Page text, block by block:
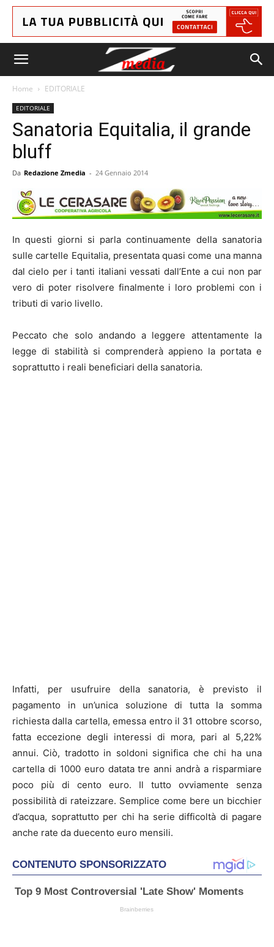
Home EDITORIALE
EDITORIALE
Sanatoria Equitalia, il grande
bluff
Da Redazione Zmedia - 24 Gennaio 2014
In questi giorni si parla continuamente della sanatoria
sulle cartelle Equitalia, presentata quasi come una manna
dal cielo per i tanti italiani vessati dall’Ente a cui non par
vero di poter risolvere finalmente i loro problemi con i
tributi di vario livello.
Peccato che solo andando a leggere attentamente la
legge di stabilità si comprenderà appieno la portata e
soprattutto i reali beneficiari della sanatoria.
Infatti, per usufruire della sanatoria, è previsto il
pagamento in un’unica soluzione di tutta la somma
richiesta dalla cartella, emessa entro il 31 ottobre scorso,
fatta eccezione degli interessi di mora, pari al 5,22%
annui. Ciò, tradotto in soldoni significa che chi ha una
cartella di 1000 euro datata tre anni andrà a risparmiare
poco più di cento euro. Il tutto ovviamente senza
possibilità di rateizzare. Semplice come bere un bicchier
d’acqua, soprattutto per chi ha serie difficoltà di pagare
anche rate da duecento euro mensili.